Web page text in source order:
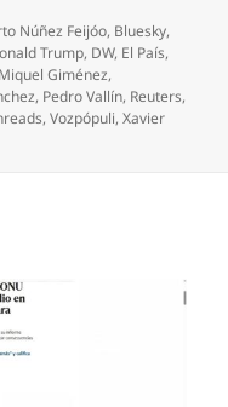
Núñez Feijóo, Bluesky,
Trump, DW, El País,
Miquel Giménez,
, Pedro Vallín, Reuters,
,Vozpópuli,Xavier